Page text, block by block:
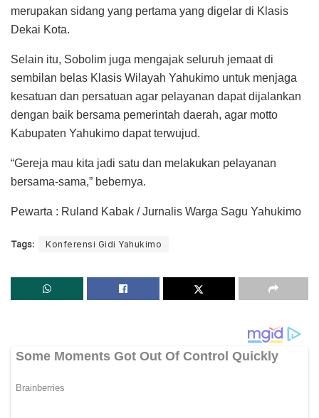
merupakan sidang yang pertama yang digelar di Klasis
Dekai Kota.
Selain itu, Sobolim juga mengajak seluruh jemaat di
sembilan belas Klasis Wilayah Yahukimo untuk menjaga
kesatuan dan persatuan agar pelayanan dapat dijalankan
dengan baik bersama pemerintah daerah, agar motto
Kabupaten Yahukimo dapat terwujud.
“Gereja mau kita jadi satu dan melakukan pelayanan
bersama-sama,” bebernya.
Pewarta : Ruland Kabak / Jurnalis Warga Sagu Yahukimo
Tags: Konferensi Gidi Yahukimo